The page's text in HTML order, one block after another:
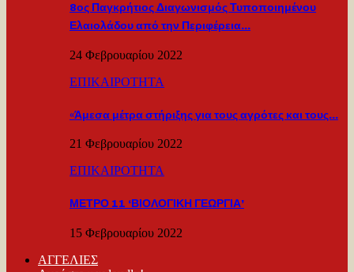
8ος Παγκρήτιος Διαγωνισμός Τυποποιημένου
Ελαιολάδου από την Περιφέρεια…
24 Φεβρουαρίου 2022
ΕΠΙΚΑΙΡΟΤΗΤΑ
«Άμεσα μέτρα στήριξης για τους αγρότες και τους…
21 Φεβρουαρίου 2022
ΕΠΙΚΑΙΡΟΤΗΤΑ
ΜΕΤΡΟ 11 ‘ΒΙΟΛΟΓΙΚΗ ΓΕΩΡΓΙΑ’
15 Φεβρουαρίου 2022
ΑΓΓΕΛΙΕΣ